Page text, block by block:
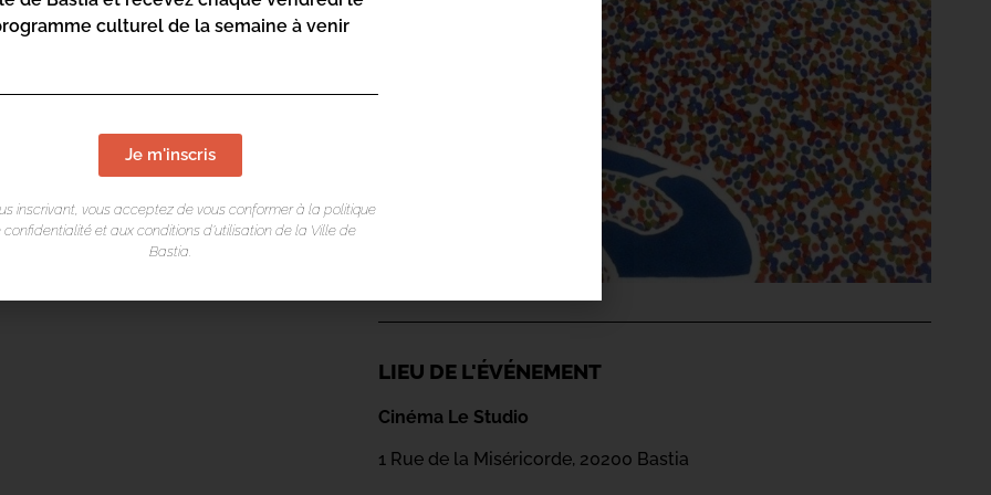
LIEU DE L'ÉVÉNEMENT
Cinéma Le Studio
1 Rue de la Miséricorde, 20200 Bastia
culturel de la semaine à venir
Je m'inscris
inscrivant, vous acceptez de vous conformer à la politique
confidentialité et aux conditions d’utilisation de la Ville de
Bastia.